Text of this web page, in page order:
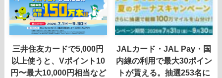
三井住友カードで5,000円
以上使うと、Vポイント10
円〜最大10,000円相当など
JALカード・JAL Pay・国
内線の利用で最大30ポイン
トが貰える。抽選253名に